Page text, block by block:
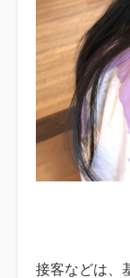
接客などは、